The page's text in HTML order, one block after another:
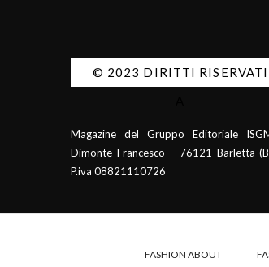
© 2023 DIRITTI RISERVATI
Magazine del Gruppo Editoriale
Dimonte Francesco – 76121 Barletta
P.iva 08821110726
FASHION ABOUT